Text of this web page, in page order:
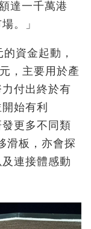
達一千萬港
。」
資金起動，
，主要用於產
付出終於有
始有利
更多不同類
滑板，亦會探
連接體感動